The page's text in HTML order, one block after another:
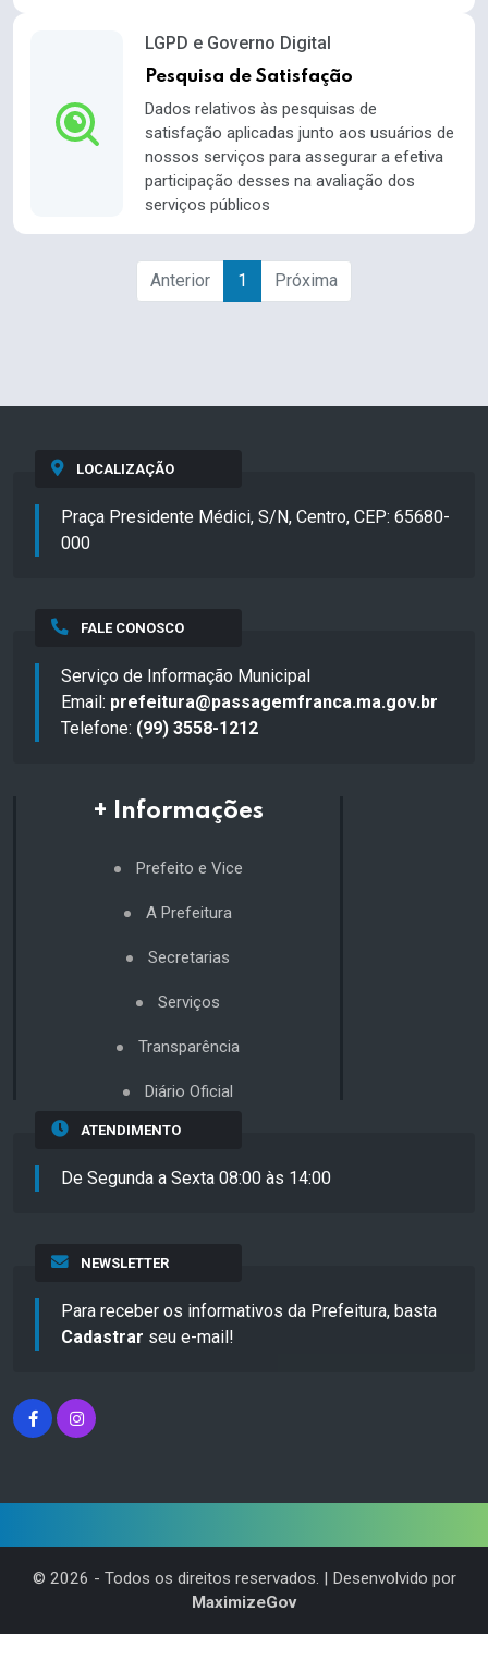
LGPD e Governo Digital
Pesquisa de Satisfação
Dados relativos às pesquisas de
satisfação aplicadas junto aos usuários de
nossos serviços para assegurar a efetiva
participação desses na avaliação dos
serviços públicos
Anterior 1 Próxima
LOCALIZAÇÃO
Praça Presidente Médici, S/N, Centro, CEP: 65680-
000
FALE CONOSCO
Serviço de Informação Municipal
Email: prefeitura@passagemfranca.ma.gov.br
Telefone: (99) 3558-1212
+ Informações
Prefeito e Vice
A Prefeitura
Secretarias
Serviços
Transparência
Diário Oficial
ATENDIMENTO
De Segunda a Sexta 08:00 às 14:00
NEWSLETTER
Para receber os informativos da Prefeitura, basta
Cadastrar seu e-mail!
© 2026 - Todos os direitos reservados. | Desenvolvido por
MaximizeGov